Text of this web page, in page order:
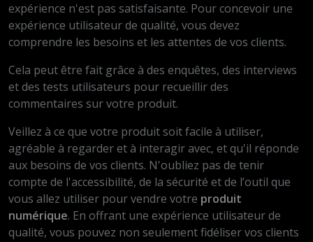
expérience n'est pas satisfaisante. Pour concevoir une
expérience utilisateur de qualité, vous devez
comprendre les besoins et les attentes de vos clients.
Cela peut être fait grâce à des enquêtes, des interviews
et des tests utilisateurs pour recueillir des
commentaires sur votre produit.
Veillez à ce que votre produit soit facile à utiliser,
agréable à regarder et à interagir avec, et qu'il réponde
aux besoins de vos clients. N'oubliez pas de tenir
compte de l'accessibilité, de la sécurité et de l’outil que
vous allez utiliser pour vendre votre produit
numérique. En offrant une expérience utilisateur de
qualité, vous pouvez non seulement fidéliser vos clients